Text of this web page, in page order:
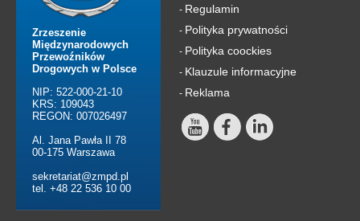
Zrzeszenie
Międzynarodowych
Przewoźników
Drogowych w Polsce
NIP: 522-000-21-10
KRS: 109043
REGON: 007026497
Al. Jana Pawła II 78
00-175 Warszawa
sekretariat@zmpd.pl
tel. +48 22 536 10 00
- Regulamin
- Polityka prywatności
- Polityka coockies
- Klauzule informacyjne
- Reklama